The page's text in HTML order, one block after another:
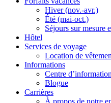
Hiver (nov.-avr.)
Été (mai-oct.)
Séjours sur mesure
Hôtel
Services de voyage
Location de
Informations
Centre d’information
Blogue
Carrières
À propos de notre